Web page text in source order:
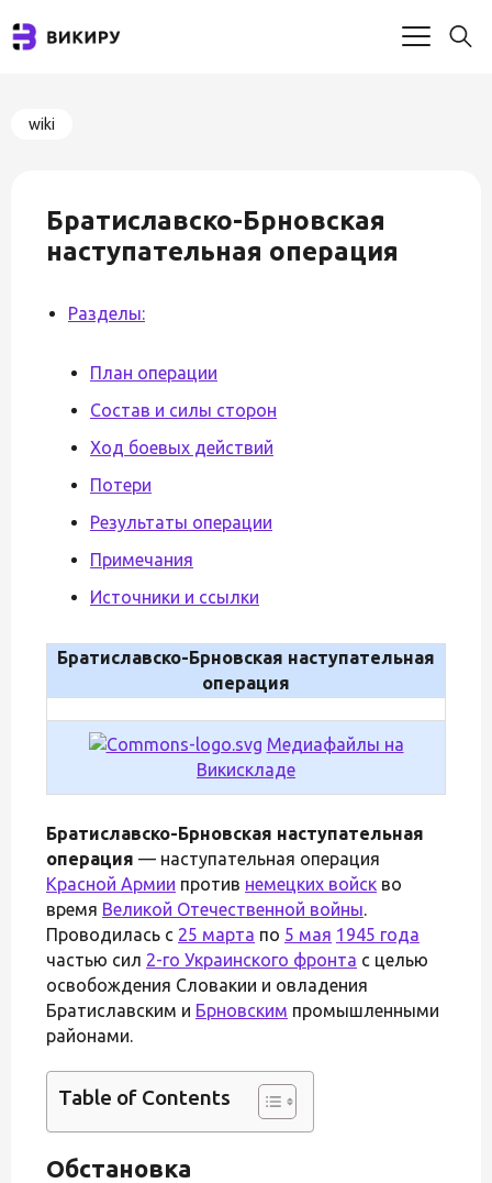
wiki
Братиславско-Брновская
наступательная операция
Разделы:
План операции
Состав и силы сторон
Ход боевых действий
Потери
Результаты операции
Примечания
Источники и ссылки
Братиславско-Брновская наступательная
операция
Медиафайлы на
Викискладе
Братиславско-Брновская наступательная
операция — наступательная операция
Красной Армии против немецких войск во
время Великой Отечественной войны.
Проводилась с 25 марта по 5 мая 1945 года
частью сил 2-го Украинского фронта с целью
освобождения Словакии и овладения
Братиславским и Брновским промышленными
районами.
Table of Contents
Обстановка